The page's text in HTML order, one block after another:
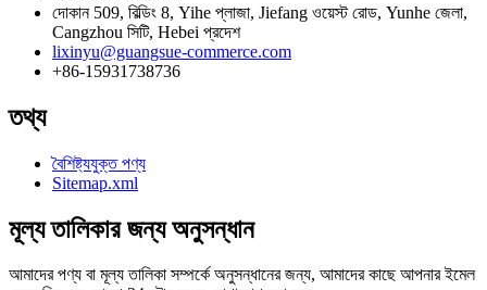
দোকান 509, বিল্ডিং 8, Yihe প্লাজা, Jiefang ওয়েস্ট রোড, Yunhe জেলা,
Cangzhou সিটি, Hebei প্রদেশ
lixinyu@guangsue-commerce.com
+86-15931738736
তথ্য
বৈশিষ্ট্যযুক্ত পণ্য
Sitemap.xml
মূল্য তালিকার জন্য অনুসন্ধান
আমাদের পণ্য বা মূল্য তালিকা সম্পর্কে অনুসন্ধানের জন্য, আমাদের কাছে আপনার ইমেল